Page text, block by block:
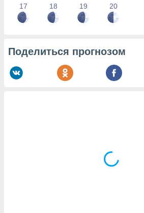
17 18 19 20
Поделиться прогнозом